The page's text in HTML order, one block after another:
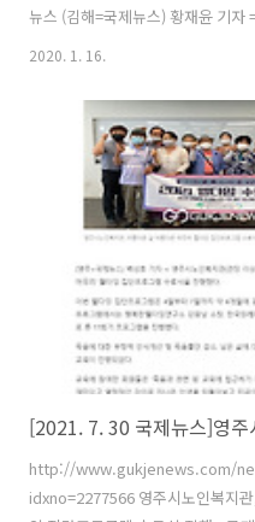
뉴스 (김해=국제뉴스) 황재윤 기자
우울감을 느끼는 시민들에게 심리
www.gukjenews.com
2020. 1. 16.
http://www.gukjenews.com/
idxno=2277566 영주시노인복지